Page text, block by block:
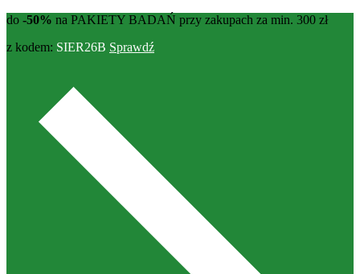
do -50% na PAKIETY BADAŃ przy zakupach za min. 300 zł
z kodem: SIER26B Sprawdź